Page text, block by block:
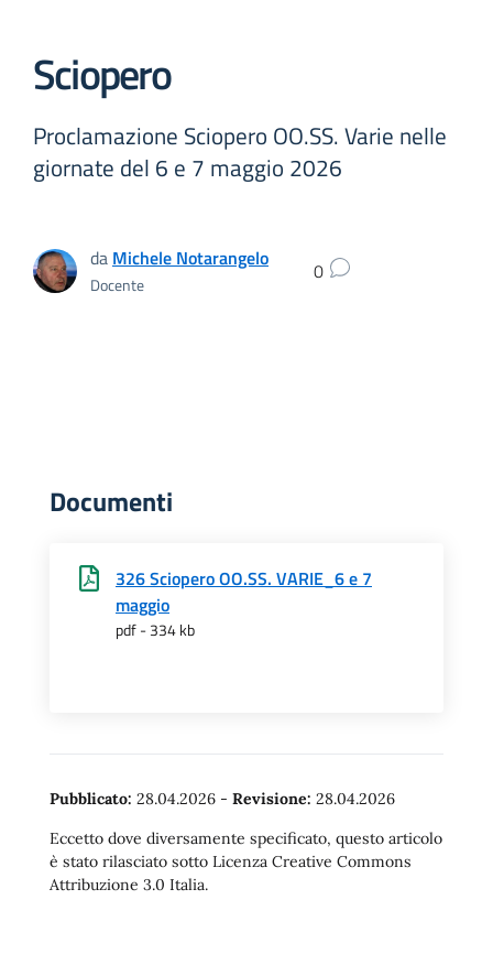
Sciopero
Proclamazione Sciopero OO.SS. Varie nelle
giornate del 6 e 7 maggio 2026
da Michele Notarangelo
Docente 0
Documenti
326 Sciopero OO.SS. VARIE_6 e 7
maggio
pdf - 334 kb
Pubblicato: 28.04.2026 - Revisione: 28.04.2026
Eccetto dove diversamente specificato, questo articolo
è stato rilasciato sotto Licenza Creative Commons
Attribuzione 3.0 Italia.